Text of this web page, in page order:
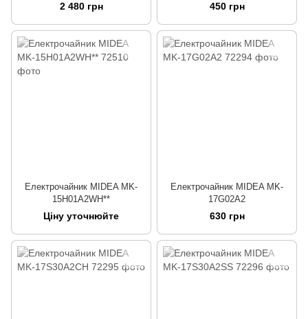
2 480 грн 450 грн
Електрочайник MIDEA MK-
15H01A2WH**
Ціну уточнюйте
Електрочайник MIDEA MK-
17G02A2
630 грн